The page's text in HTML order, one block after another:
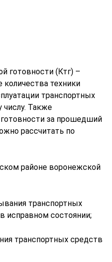
готовности (Ктг) –
техники
транспортных
числу. Также
за прошедший
рассчитать по
районе воронежской
транспортных
исправном состоянии;
транспортных средств